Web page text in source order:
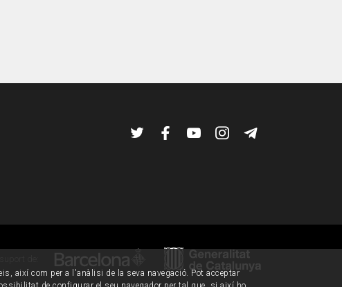
TwitterFacebook
YouTubeInstagram
així com per a l'anàlisi de la seva navegació. Pot acceptar